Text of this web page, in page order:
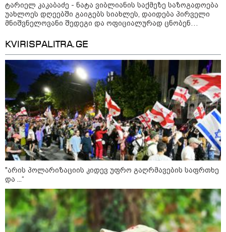
კონფლიქტები
ტარიელ კაკაბაძე - ნატა ვიბლიანის საქმეზე საზოგადოება
უახლოეს დღეებში გაიგებს სიახლეს, დაიდება პირველი
მნიშვნელოვანი შედეგი და ოფიციალურად ცნობენ
KVIRISPALITRA.GE
"არის პოლარიზაციის კიდევ უფრო გაღრმავების საფრთხე
და ...“